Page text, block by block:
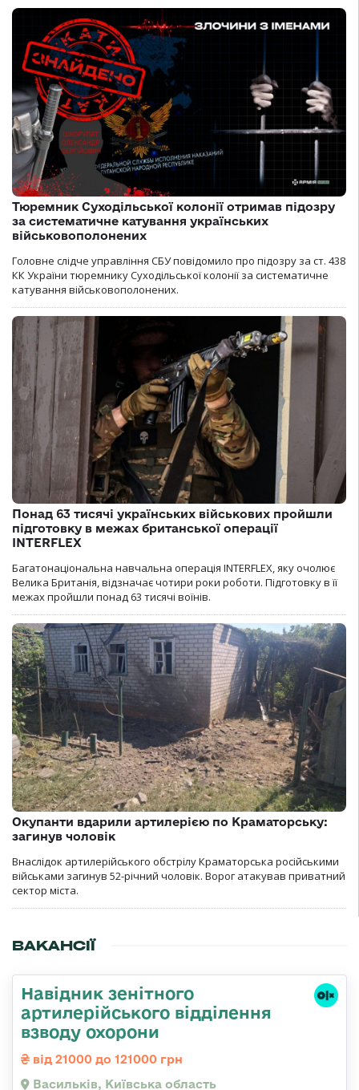
Тюремник Суходільської колонії отримав підозру
за систематичне катування українських
військовополонених
Головне слідче управління СБУ повідомило про підозру за ст. 438
КК України тюремнику Суходільської колонії за систематичне
катування військовополонених.
Понад 63 тисячі українських військових пройшли
підготовку в межах британської операції
INTERFLEX
Багатонаціональна навчальна операція INTERFLEX, яку очолює
Велика Британія, відзначає чотири роки роботи. Підготовку в її
межах пройшли понад 63 тисячі воїнів.
Окупанти вдарили артилерією по Краматорську:
загинув чоловік
Внаслідок артилерійського обстрілу Краматорська російськими
військами загинув 52-річний чоловік. Ворог атакував приватний
сектор міста.
ВАКАНСІЇ
Навідник зенітного
артилерійського відділення
взводу охорони
від 21000 до 121000 грн
Васильків, Київська область